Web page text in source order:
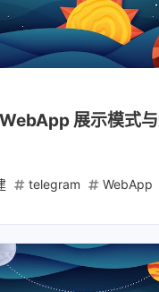
展示模式
telegram WebApp